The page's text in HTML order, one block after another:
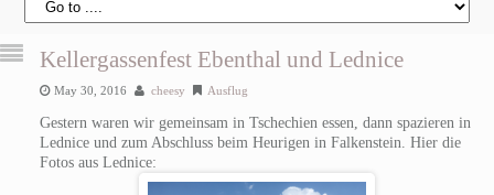
Kellergassenfest Ebenthal und Lednice
May 30, 2016 cheesy Ausflug
Gestern waren wir gemeinsam in Tschechien essen, dann spazieren in
Lednice und zum Abschluss beim Heurigen in Falkenstein. Hier die
Fotos aus Lednice: